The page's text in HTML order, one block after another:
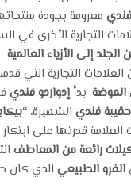
فندي معروفة بجودة
التجارية الأخرى في
إلى الأزياء العالمية
التجارية التي
الموضة. بدأإدواردو فندي
حقيبة فندي الشهيرة،“
العلامة قدرتها على
رائعة من المعاطف
الفرو الطبيعي الذي كان